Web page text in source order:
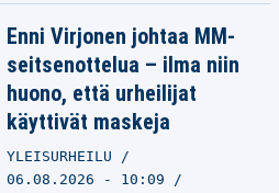
Enni Virjonen johtaa MM-
seitsenottelua – ilma niin
huono, että urheilijat
käyttivät maskeja
YLEISURHEILU
06.08.2026 - 10:09